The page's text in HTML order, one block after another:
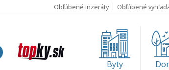
Obľúbené inzeráty Obľúbené
Byty